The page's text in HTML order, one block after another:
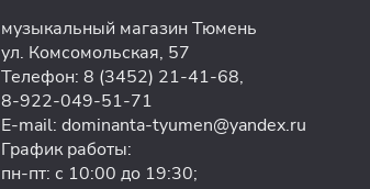
музыкальный магазин Тюмень
ул. Комсомольская, 57
Телефон: 8 (3452) 21-41-68,
8-922-049-51-71
E-mail: dominanta-tyumen@yandex.ru
График работы:
пн-пт: с 10:00 до 19:30;